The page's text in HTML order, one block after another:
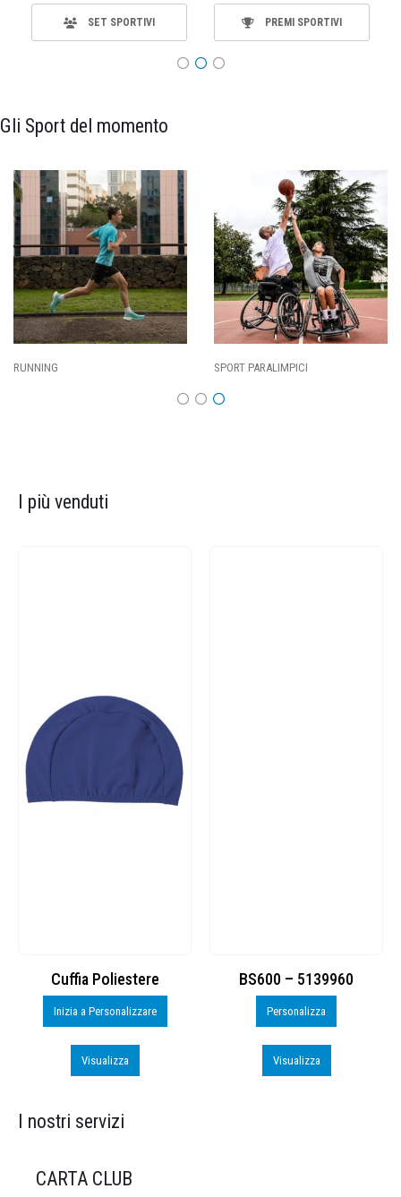
SET SPORTIVI PREMI SPORTIVI
Gli Sport del momento
CALCIO
I più venduti
Cuffia Poliestere
Inizia a Personalizzare
Visualizza
BS600 – 5139960
Personalizza
Visualizza
I nostri servizi
CARTA CLUB